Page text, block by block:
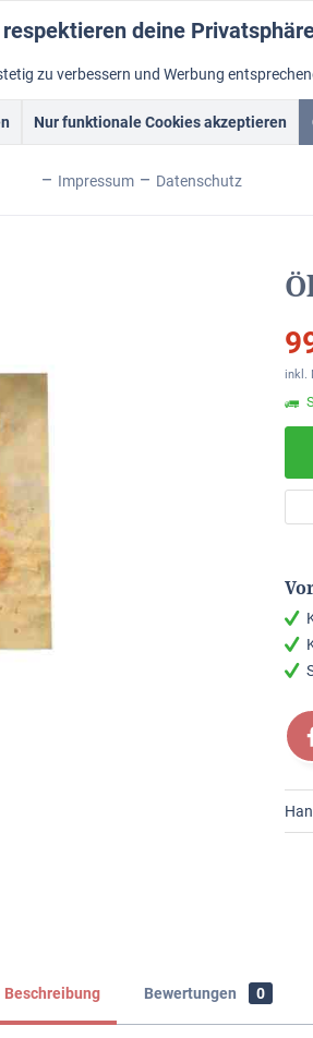
Rahmen Ölbild vom Foto Foto
Gemälde
inkl.
Beschreibung Bewertungen 0
respektieren deine
zu verbessern und Werbung
Nur funktionale Cookies akzeptieren
Impressum Datenschutz